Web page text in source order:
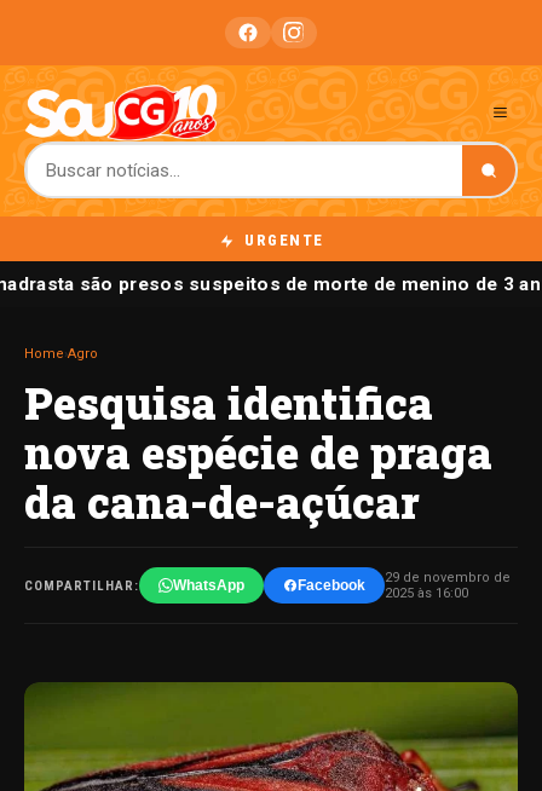
URGENTE
são presos suspeitos de morte de menino de 3
Home Agro
Pesquisa identifica
nova espécie de praga
da cana-de-açúcar
COMPARTILHAR: WhatsApp Facebook
29 de novembro de
2025 às 16:00